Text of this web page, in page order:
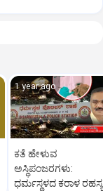
1 year ago
ಕತೆ ಹೇಳುವ
ಅಸ್ಥಿಪಂಜರಗಳು:
ಧರ್ಮಸ್ಥಳದ‌ ಕರಾಳ ರಹಸ್ಯ